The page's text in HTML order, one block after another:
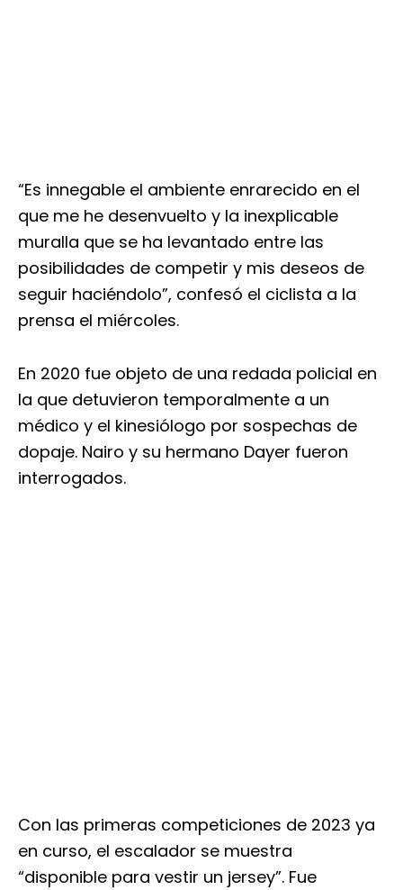
“Es innegable el ambiente enrarecido en el
que me he desenvuelto y la inexplicable
muralla que se ha levantado entre las
posibilidades de competir y mis deseos de
seguir haciéndolo”, confesó el ciclista a la
prensa el miércoles.
En 2020 fue objeto de una redada policial en
la que detuvieron temporalmente a un
médico y el kinesiólogo por sospechas de
dopaje. Nairo y su hermano Dayer fueron
interrogados.
Con las primeras competiciones de 2023 ya
en curso, el escalador se muestra
“disponible para vestir un jersey”. Fue